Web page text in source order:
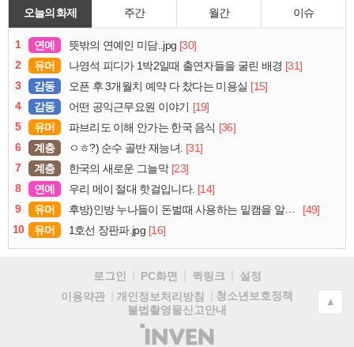
오늘의 화제 주간 월간 이슈
1 연예 뜻밖의 연예인 미담..jpg [30]
2
유머 나영석 피디가 1박2일때 출연자들을 굴린 배경 [31]
3
감동 오픈 후 3개월치 예약 다 찼다는 미용실 [15]
4
감동 어떤 공익근무요원 이야기 [19]
5
유머 파브리도 이해 안가는 한국 음식 [36]
6
계층 ㅇㅎ?) 순수 골반 재능녀. [31]
7
계층 한국의 새로운 그늘막 [23]
8
연예 우리 메이 절대 핫걸입니다. [14]
9
유머 후방)인방 누나들이 돈벌때 사용하는 밑캠을 알아보자
[49]
10
유머 1호선 장판파.jpg [16]
로그인 PC화면 퀵링크
설정
이용약관
개인정보처리방침
청소년보호정책
불법촬영물신고안내
(주)
▲